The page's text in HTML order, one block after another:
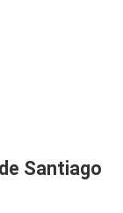
Santiago